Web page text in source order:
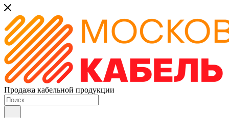
Продажа кабельной продукции